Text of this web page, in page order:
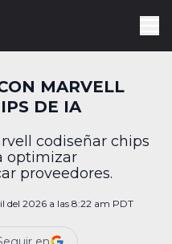
MARVELL
DE IA
codiseñar chips
optimizar
proveedores.
del 2026 a las 8:22 am PDT